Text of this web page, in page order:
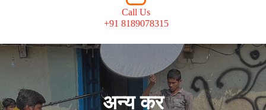
Call Us
+91 8189078315
अन्य कर